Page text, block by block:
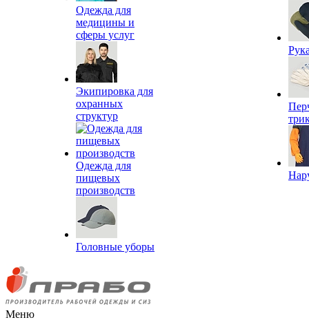
Одежда для
медицины и
сферы услуг
Экипировка для
охранных
структур
Одежда для
пищевых
производств
Головные уборы
Меню